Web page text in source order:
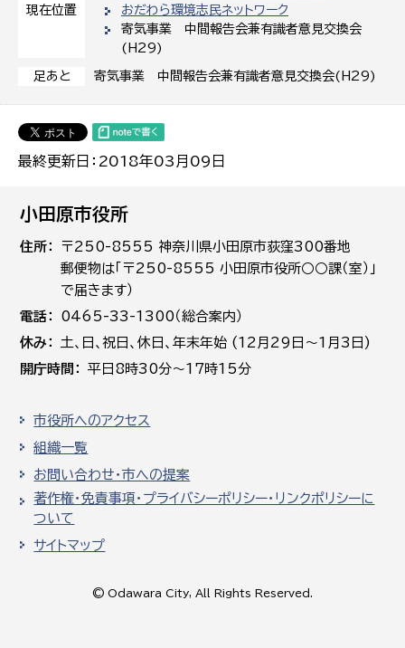
現在位置
おだわら環境志民ネットワーク
寄気事業 中間報告会兼有識者意見交換会
(H29)
足あと 寄気事業 中間報告会兼有識者意見交換会(H29)
最終更新日：2018年03月09日
小田原市役所
住所
〒250-8555 神奈川県小田原市荻窪300番地
郵便物は「〒250-8555 小田原市役所○○課（室）」
で届きます）
電話
0465-33-1300（総合案内）
休み
土､日､祝日、休日、年末年始 (12月29日～1月3日)
開庁時間
平日8時30分～17時15分
市役所へのアクセス
組織一覧
お問い合わせ・市への提案
著作権・免責事項・プライバシーポリシー・リンクポリシーに
ついて
サイトマップ
© Odawara City, All Rights Reserved.